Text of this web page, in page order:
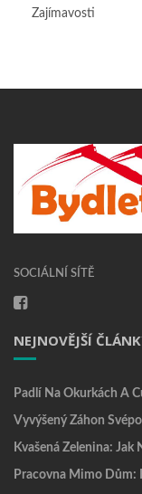
Zajímavosti
SOCIÁLNÍ SÍTĚ
NEJNOVĚJŠÍ
Padlí Na Okurkách A
Vyvýšený Záhon
Kvašená Zelenina: Jak
Pracovna Mimo Dům: